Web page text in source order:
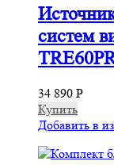
систем
34 890 Р
Купить
Добавить в